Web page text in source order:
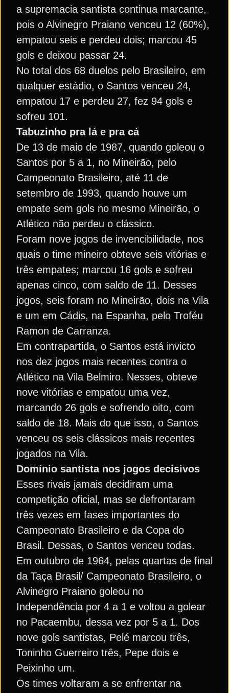
a supremacia santista continua marcante,
pois o Alvinegro Praiano venceu 12 (60%),
empatou seis e perdeu dois; marcou 45
gols e deixou passar 24.
No total dos 68 duelos pelo Brasileiro, em
qualquer estádio, o Santos venceu 24,
empatou 17 e perdeu 27, fez 94 gols e
sofreu 101.
Tabuzinho pra lá e pra cá
De 13 de maio de 1987, quando goleou o
Santos por 5 a 1, no Mineirão, pelo
Campeonato Brasileiro, até 11 de
setembro de 1993, quando houve um
empate sem gols no mesmo Mineirão, o
Atlético não perdeu o clássico.
Foram nove jogos de invencibilidade, nos
quais o time mineiro obteve seis vitórias e
três empates; marcou 16 gols e sofreu
apenas cinco, com saldo de 11. Desses
jogos, seis foram no Mineirão, dois na Vila
e um em Cádis, na Espanha, pelo Troféu
Ramon de Carranza.
Em contrapartida, o Santos está invicto
nos dez jogos mais recentes contra o
Atlético na Vila Belmiro. Nesses, obteve
nove vitórias e empatou uma vez,
marcando 26 gols e sofrendo oito, com
saldo de 18. Mais do que isso, o Santos
venceu os seis clássicos mais recentes
jogados na Vila.
Domínio santista nos jogos decisivos
Esses rivais jamais decidiram uma
competição oficial, mas se defrontaram
três vezes em fases importantes do
Campeonato Brasileiro e da Copa do
Brasil. Dessas, o Santos venceu todas.
Em outubro de 1964, pelas quartas de final
da Taça Brasil/ Campeonato Brasileiro, o
Alvinegro Praiano goleou no
Independência por 4 a 1 e voltou a golear
no Pacaembu, dessa vez por 5 a 1. Dos
nove gols santistas, Pelé marcou três,
Toninho Guerreiro três, Pepe dois e
Peixinho um.
Os times voltaram a se enfrentar na